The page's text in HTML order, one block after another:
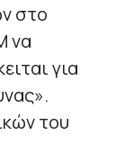
στο
να
για
του